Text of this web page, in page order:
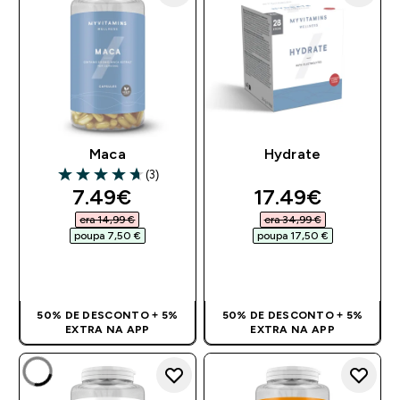
Maca
4.67 out of 5 stars
(3)
discounted price
7.49€‎
era 14,99 €‎
poupa 7,50 €‎
50% DE DESCONTO + 5%
EXTRA NA APP
Hydrate
discounted
17.49€‎
era 34,99 €‎
poupa 17,50 €‎
50% DE DESCONTO + 5%
EXTRA NA APP